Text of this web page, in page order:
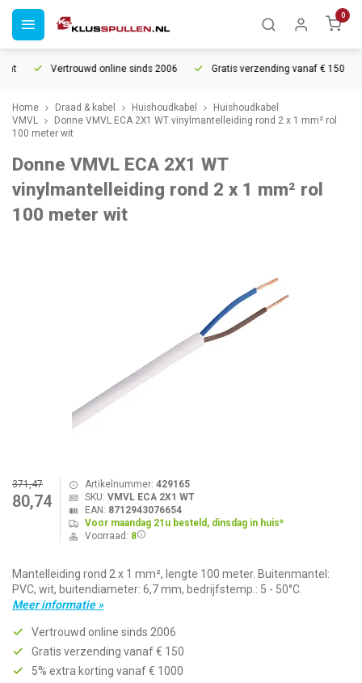
0
Vertrouwd online sinds 2006 Gratis verzending vanaf € 150
Home Draad & kabel Huishoudkabel
Huishoudkabel
VMVL
Donne VMVL ECA 2X1 WT vinylmantelleiding rond 2 x 1 mm² rol
100 meter wit
Donne VMVL ECA 2X1 WT
vinylmantelleiding rond 2 x 1 mm² rol
100 meter wit
371,47
80,74
Artikelnummer: 429165
SKU: VMVL ECA 2X1 WT
EAN: 8712943076654
Voor maandag 21u besteld, dinsdag in huis*
Voorraad: 8
Mantelleiding rond 2 x 1 mm², lengte 100 meter. Buitenmantel:
PVC, wit, buitendiameter: 6,7 mm, bedrijfstemp.: 5 - 50°C.
Meer informatie »
Vertrouwd online sinds 2006
Gratis verzending vanaf € 150
5% extra korting vanaf € 1000